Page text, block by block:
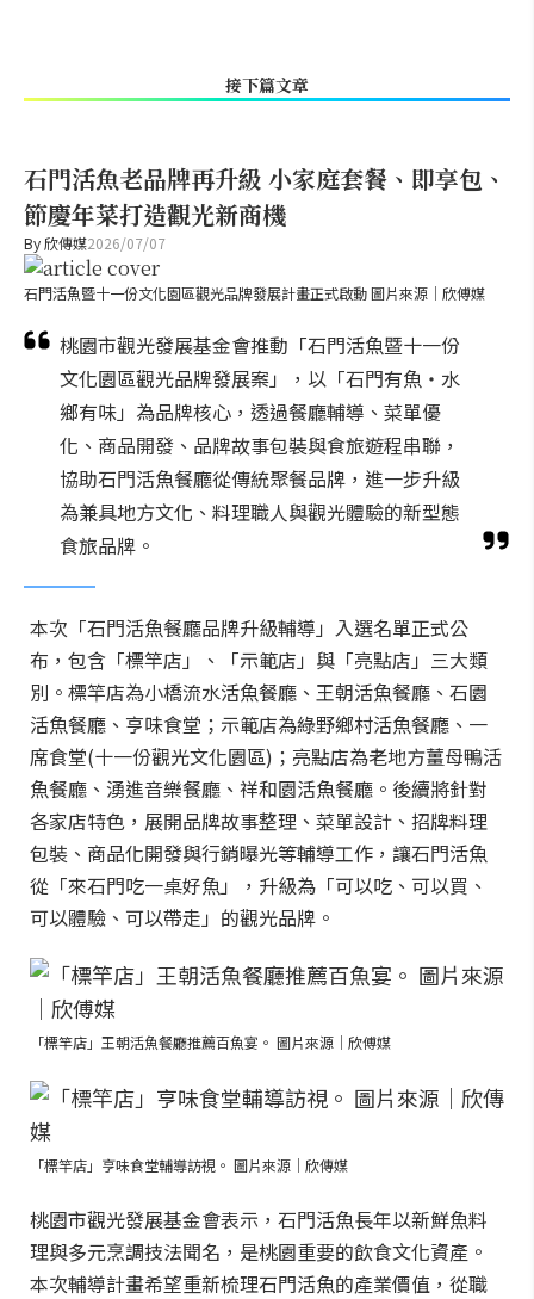
接下篇文章
石門活魚老品牌再升級 小家庭套餐、即享包、
節慶年菜打造觀光新商機
By欣傳媒2026/07/07
石門活魚暨十一份文化園區觀光品牌發展計畫正式啟動 圖片來源｜欣傅媒
桃園市觀光發展基金會推動「石門活魚暨十一份
文化園區觀光品牌發展案」，以「石門有魚・水
鄉有味」為品牌核心，透過餐廳輔導、菜單優
化、商品開發、品牌故事包裝與食旅遊程串聯，
協助石門活魚餐廳從傳統聚餐品牌，進一步升級
為兼具地方文化、料理職人與觀光體驗的新型態
食旅品牌。
本次「石門活魚餐廳品牌升級輔導」入選名單正式公
布，包含「標竿店」、「示範店」與「亮點店」三大類
別。標竿店為小橋流水活魚餐廳、王朝活魚餐廳、石園
活魚餐廳、亨味食堂；示範店為綠野鄉村活魚餐廳、一
席食堂(十一份觀光文化園區)；亮點店為老地方薑母鴨活
魚餐廳、湧進音樂餐廳、祥和園活魚餐廳。後續將針對
各家店特色，展開品牌故事整理、菜單設計、招牌料理
包裝、商品化開發與行銷曝光等輔導工作，讓石門活魚
從「來石門吃一桌好魚」，升級為「可以吃、可以買、
可以體驗、可以帶走」的觀光品牌。
「標竿店」王朝活魚餐廳推薦百魚宴。 圖片來源｜欣傅媒
「標竿店」亨味食堂輔導訪視。 圖片來源｜欣傳媒
桃園市觀光發展基金會表示，石門活魚長年以新鮮魚料
理與多元烹調技法聞名，是桃園重要的飲食文化資產。
本次輔導計畫希望重新梳理石門活魚的產業價值，從職